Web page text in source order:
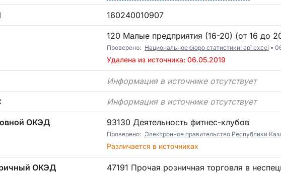
160240010907
120 Малые предприятия (16-20) (от 16 до
Проверено: Национальное бюро статистики: api excel
Удалена из источника: 06.05.2019
Информация в источнике отсутствует
Информация в источнике отсутствует
ОКЭД 93130 Деятельность фитнес-клубов
Проверено: Электронное правительство Республики
Различается в источниках
ОКЭД
47191 Прочая розничная торговля в неспециализированных